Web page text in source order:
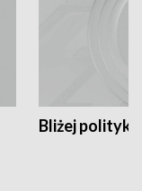
Bliżej polityki